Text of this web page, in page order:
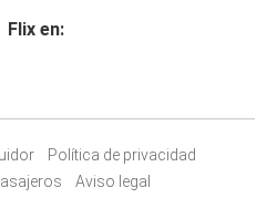
Flix en:
Política de privacidad
Aviso legal